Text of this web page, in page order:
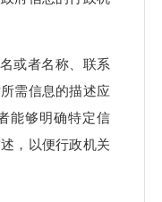
或者名称、联系
需信息的描述应
能够明确特定信
，以便行政机关